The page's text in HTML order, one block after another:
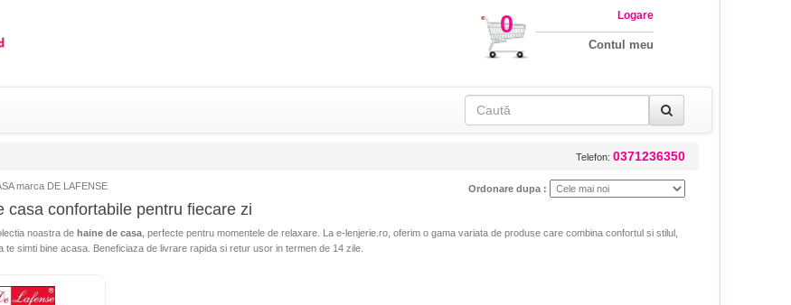
0 Logare
Contul meu
Telefon: 0371236350
marca DE LAFENSE Ordonare dupa :
casa confortabile pentru fiecare zi
noastra de haine de casa , perfecte pentru momentele de relaxare. La e-lenjerie.ro, oferim o gama variata de produse care combina confortul si stilul,
te simti bine acasa. Beneficiaza de livrare rapida si retur usor in termen de 14 zile.